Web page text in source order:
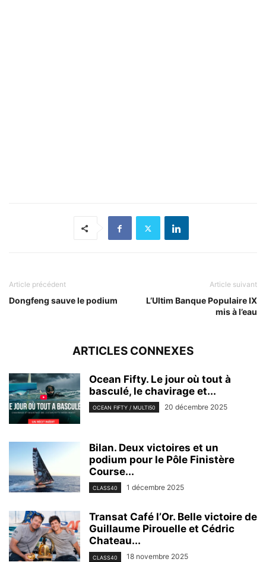
Article précédent
Dongfeng sauve le podium
Article suivant
L’Ultim Banque Populaire IX
mis à l’eau
ARTICLES CONNEXES
Ocean Fifty. Le jour où tout à
basculé, le chavirage et...
OCEAN FIFTY / MULTI50 20 décembre 2025
Bilan. Deux victoires et un
podium pour le Pôle Finistère
Course...
CLASS40 1 décembre 2025
Transat Café l’Or. Belle victoire de
Guillaume Pirouelle et Cédric
Chateau...
CLASS40 18 novembre 2025